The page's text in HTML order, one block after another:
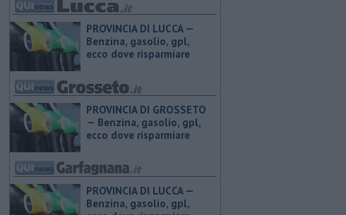
PROVINCIA DI LUCCA — ​
Benzina, gasolio, gpl,
ecco dove risparmiare
PROVINCIA DI GROSSETO
— ​Benzina, gasolio, gpl,
ecco dove risparmiare
PROVINCIA DI LUCCA — ​
Benzina, gasolio, gpl,